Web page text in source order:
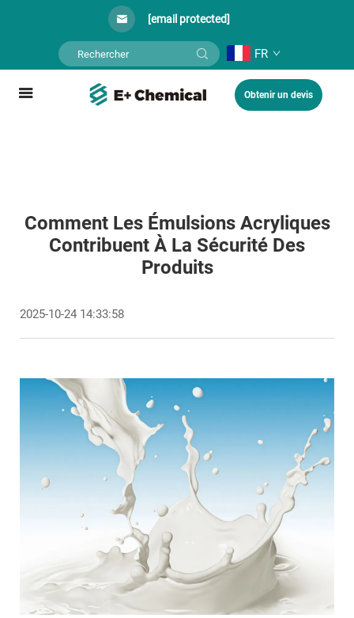
[email protected]
FR
Obtenir un devis
Comment Les Émulsions Acryliques
Contribuent À La Sécurité Des
Produits
2025-10-24 14:33:58